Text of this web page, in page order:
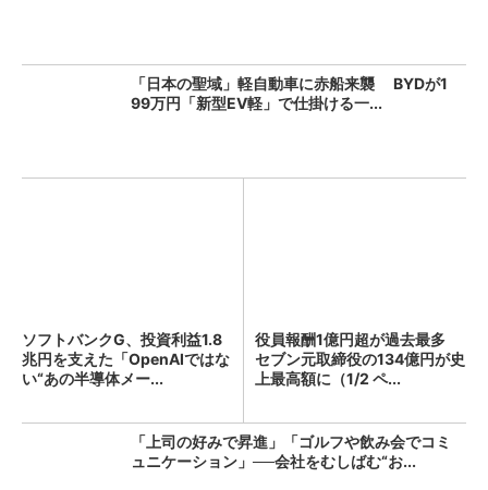
「日本の聖域」軽自動車に赤船来襲 BYDが1
99万円「新型EV軽」で仕掛ける一...
ソフトバンクG、投資利益1.8
兆円を支えた「OpenAIではな
い“あの半導体メー...
役員報酬1億円超が過去最多
セブン元取締役の134億円が史
上最高額に（1/2 ペ...
「上司の好みで昇進」「ゴルフや飲み会でコミ
ュニケーション」──会社をむしばむ“お...